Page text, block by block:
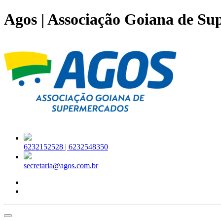
Agos | Associação Goiana de
6232152528 | 6232548350
secretaria@agos.com.br